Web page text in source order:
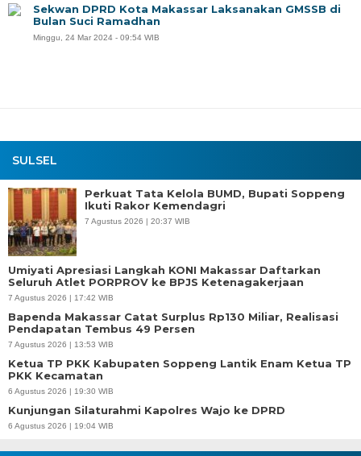
SULSEL
Perkuat Tata Kelola BUMD, Bupati Soppeng
Ikuti Rakor Kemendagri
7 Agustus 2026 | 20:37 WIB
Umiyati Apresiasi Langkah KONI Makassar Daftarkan
Seluruh Atlet PORPROV ke BPJS Ketenagakerjaan
7 Agustus 2026 | 17:42 WIB
Bapenda Makassar Catat Surplus Rp130 Miliar, Realisasi
Pendapatan Tembus 49 Persen
7 Agustus 2026 | 13:53 WIB
Ketua TP PKK Kabupaten Soppeng Lantik Enam Ketua TP
PKK Kecamatan
6 Agustus 2026 | 19:30 WIB
Kunjungan Silaturahmi Kapolres Wajo ke DPRD
6 Agustus 2026 | 19:04 WIB
Sekwan DPRD Kota Makassar Laksanakan GMSSB di
Bulan Suci Ramadhan
Minggu, 24 Mar 2024 - 09:54 WIB